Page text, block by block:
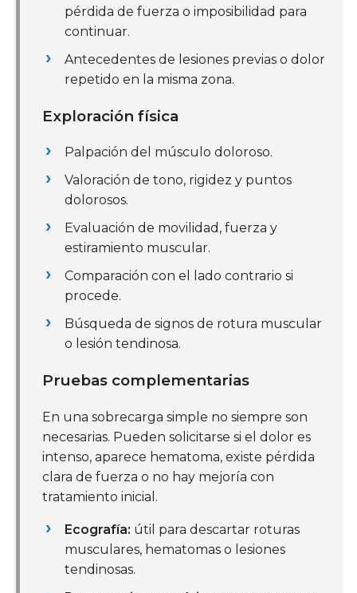
pérdida de fuerza o imposibilidad para
continuar.
Antecedentes de lesiones previas o dolor
repetido en la misma zona.
Exploración física
Palpación del músculo doloroso.
Valoración de tono, rigidez y puntos
dolorosos.
Evaluación de movilidad, fuerza y
estiramiento muscular.
Comparación con el lado contrario si
procede.
Búsqueda de signos de rotura muscular
o lesión tendinosa.
Pruebas complementarias
En una sobrecarga simple no siempre son
necesarias. Pueden solicitarse si el dolor es
intenso, aparece hematoma, existe pérdida
clara de fuerza o no hay mejoría con
tratamiento inicial.
Ecografía: útil para descartar roturas
musculares, hematomas o lesiones
tendinosas.